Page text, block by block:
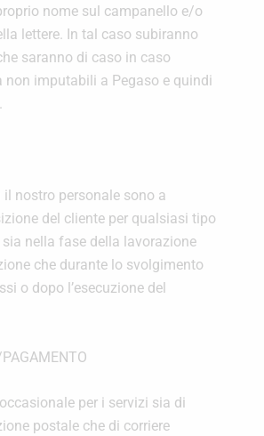
nome sul campanello e/o
lettere. In tal caso subiranno
saranno di caso in caso
imputabili a Pegaso e quindi
nostro personale sono a
del cliente per qualsiasi tipo
nella fase della lavorazione
che durante lo svolgimento
o dopo l’esecuzione del
per i servizi sia di
postale che di corriere